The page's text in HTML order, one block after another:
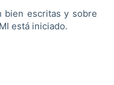
bien escritas y sobre
está iniciado.